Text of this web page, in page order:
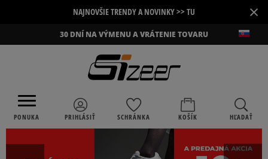
NAJNOVŠIE TRENDY A NOVINKY >> TU ×
30 DNÍ NA VÝMENU A VRÁTENIE TOVARU
PONUKA PRIHLÁSIŤ SCHRÁNKA KOŠÍK HĽADAŤ